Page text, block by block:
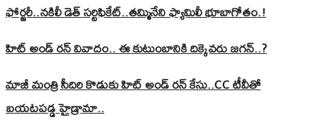
ఫోర్జరీ..నకిలీ డెత్ సర్టిఫికేట్..తమ్మినేని ఫ్యామిలీ భూబాగోతం.!
హిట్ అండ్ రన్ వివాదం.. ఈ కుటుంబానికి దిక్కెవరు జగన్..?
మాజీ మంత్రి సీదిరి కొడుకు హిట్ అండ్ రన్ కేసు..CC టీవీతో
బయటపడ్డ హైడ్రామా..